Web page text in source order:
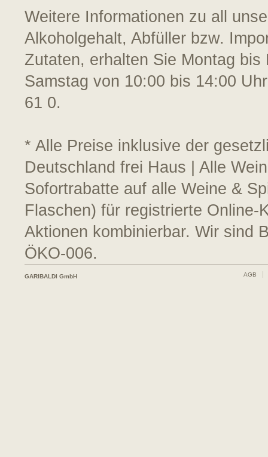
Weitere Informationen zu all
Alkoholgehalt, Abfüller bzw.
Zutaten, erhalten Sie Montag
Samstag von 10:00 bis 14:00
61 0.
* Alle Preise inklusive der
Deutschland frei Haus | Alle
Sofortrabatte auf alle Weine &
Flaschen) für registrierte
Aktionen kombinierbar. Wir sind
ÖKO-006.
GARIBALDI GmbH AGB